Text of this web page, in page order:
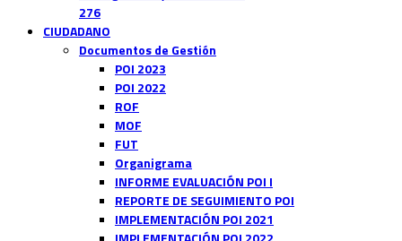
276
CIUDADANO
Documentos de Gestión
POI 2023
POI 2022
ROF
MOF
FUT
Organigrama
INFORME EVALUACIÓN POI I
REPORTE DE SEGUIMIENTO POI
IMPLEMENTACIÓN POI 2021